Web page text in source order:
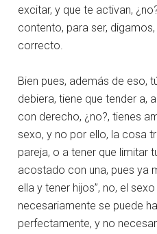
excitar, y que te activan,
contento, para ser,
correcto.
Bien pues, además de eso,
debiera, tiene que tender a,
con derecho, ¿no?, tienes
sexo, y no por ello, la cosa
pareja, o a tener que limitar
acostado con una, pues ya
ella y tener hijos”, no, el
necesariamente se puede
perfectamente, y no